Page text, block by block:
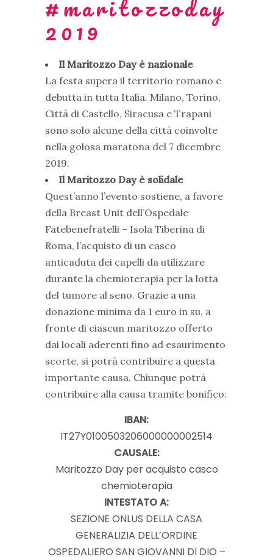
#maritozzoday
2019
Il Maritozzo Day è nazionale
La festa supera il territorio romano e
debutta in tutta Italia. Milano, Torino,
Città di Castello, Siracusa e Trapani
sono solo alcune della città coinvolte
nella golosa maratona del 7 dicembre
2019.
Il Maritozzo Day è solidale
Quest’anno l’evento sostiene, a favore
della Breast Unit dell’Ospedale
Fatebenefratelli – Isola Tiberina di
Roma, l’acquisto di un casco
anticaduta dei capelli da utilizzare
durante la chemioterapia per la lotta
del tumore al seno. Grazie a una
donazione minima da 1 euro in su, a
fronte di ciascun maritozzo offerto
dai locali aderenti fino ad esaurimento
scorte, si potrà contribuire a questa
importante causa. Chiunque potrà
contribuire alla causa tramite bonifico:
IBAN:
IT27Y0100503206000000002514
CAUSALE:
Maritozzo Day per acquisto casco
chemioterapia
INTESTATO A:
SEZIONE ONLUS DELLA CASA
GENERALIZIA DELL’ORDINE
OSPEDALIERO SAN GIOVANNI DI DIO –